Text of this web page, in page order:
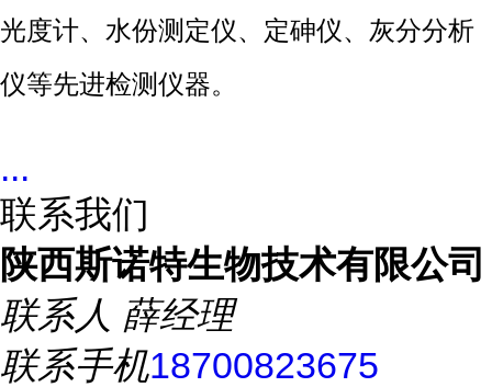
光度计、水份测定仪、定砷仪、灰分分析
仪等先进检测仪器。
...
联系我们
陕西斯诺特生物技术有限公司
联系人 薛经理
联系手机18700823675